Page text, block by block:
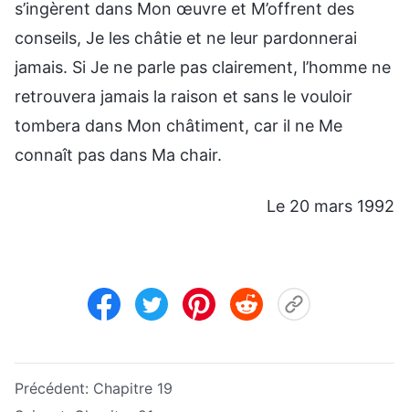
s’ingèrent dans Mon œuvre et M’offrent des
conseils, Je les châtie et ne leur pardonnerai
jamais. Si Je ne parle pas clairement, l’homme ne
retrouvera jamais la raison et sans le vouloir
tombera dans Mon châtiment, car il ne Me
connaît pas dans Ma chair.
Le 20 mars 1992
Précédent: Chapitre 19